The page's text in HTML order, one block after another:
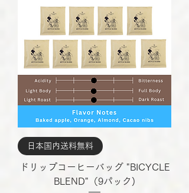
日本国内送料無料
ドリップコーヒーバッグ "BICYCLE
BLEND"（9パック)